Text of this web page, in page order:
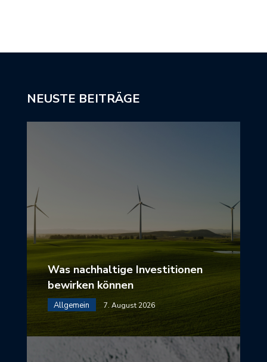
NEUSTE BEITRÄGE
Was nachhaltige Investitionen
bewirken können
Allgemein 7. August 2026